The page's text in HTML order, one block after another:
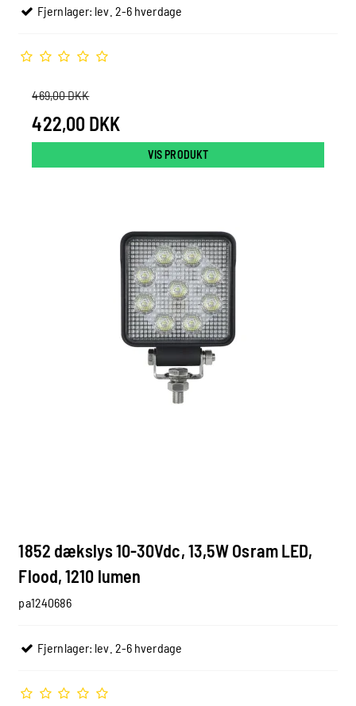
Fjernlager: lev. 2-6 hverdage
469,00 DKK
422,00 DKK
VIS PRODUKT
1852 dækslys 10-30Vdc, 13,5W Osram LED,
Flood, 1210 lumen
pa1240686
Fjernlager: lev. 2-6 hverdage